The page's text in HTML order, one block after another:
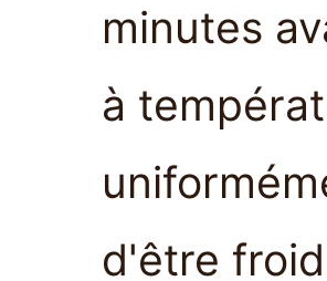
minutes
à
d'être